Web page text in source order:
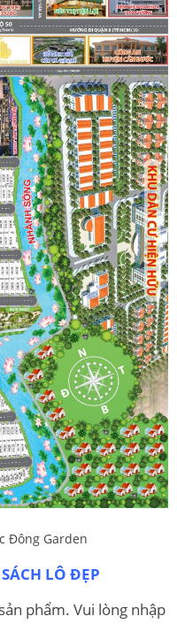
Đông Garden
LÔ ĐẸP
phẩm. Vui lòng nhập